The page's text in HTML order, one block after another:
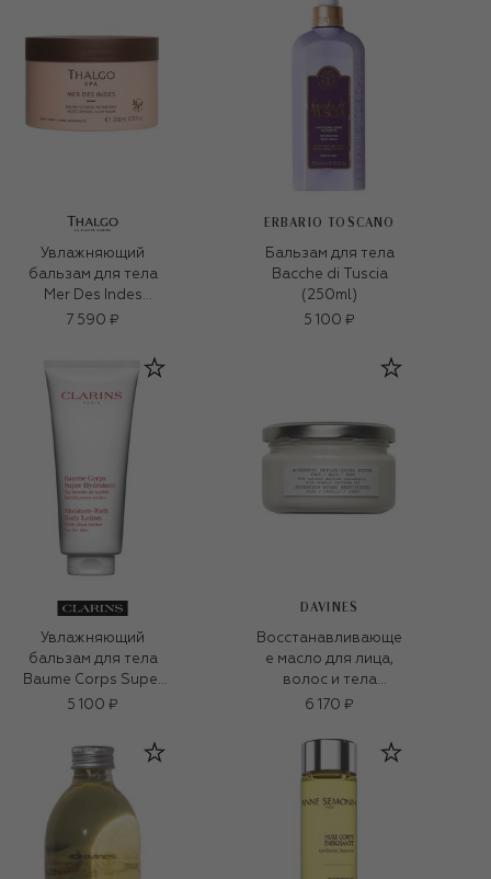
Увлажняющий
бальзам для тела
Mer Des Indes
(200ml)
7 590 ₽
ERBARIO TOSCANO
Бальзам для тела
Bacche di Tuscia
(250ml)
5 100 ₽
Увлажняющий
бальзам для тела
Baume Corps Super
Hydratant (200ml)
5 100 ₽
DAVINES
Восстанавливающе
е масло для лица,
волос и тела
Authentic (230ml)
6 170 ₽